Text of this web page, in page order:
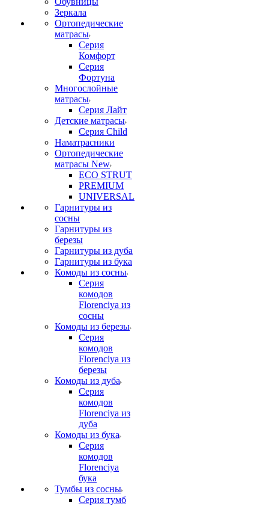
Зеркала
Ортопедические
матрасы
Серия
Комфорт
Серия
Фортуна
Многослойные
матрасы
Серия Лайт
Детские матрасы
Серия Child
Наматрасники
Ортопедические
матрасы New
ECO STRUT
PREMIUM
UNIVERSAL
Гарнитуры из
сосны
Гарнитуры из
березы
Гарнитуры из дуба
Гарнитуры из бука
Комоды из сосны
Серия
комодов
Florenciya из
сосны
Комоды из березы
Серия
комодов
Florenciya из
березы
Комоды из дуба
Серия
комодов
Florenciya из
дуба
Комоды из бука
Серия
комодов
Florenciya
бука
Тумбы из сосны
Серия тумб